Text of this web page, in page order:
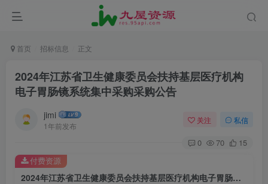
首页 招标信息 正文
2024年江苏省卫生健康委员会扶持基层医疗机构
电子胃肠镜系统集中采购采购公告
jimi
1年前发布
关注 私信
0 70 15
2024年江苏省卫生健康委员会扶持基层医疗机构电子胃肠镜系统集中采购采购公告
付费资源